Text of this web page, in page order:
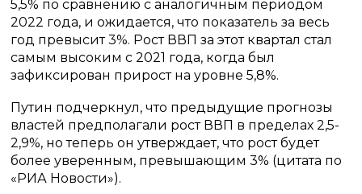
5,5% по сравнению с аналогичным периодом
2022 года, и ожидается, что показатель за весь
год превысит 3%. Рост ВВП за этот квартал стал
самым высоким с 2021 года, когда был
зафиксирован прирост на уровне 5,8%.
Путин подчеркнул, что предыдущие прогнозы
властей предполагали рост ВВП в пределах 2,5-
2,9%, но теперь он утверждает, что рост будет
более уверенным, превышающим 3% (цитата по
«РИА Новости»).